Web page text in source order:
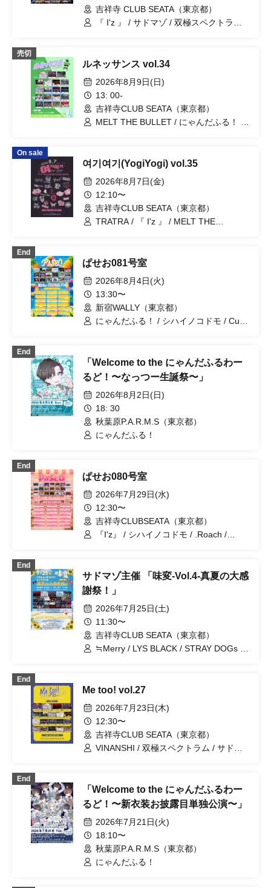
吉祥寺 CLUB SEATA（東京都）
『 I'z 』 / サドマゾ / 双極スペクトラム /
ROUND'z ~ / ΣVOL / テディアンドロイ
ド / OWL//ANTHEM / STRAY DOGs /
jump street / #アクタ / READY KITTY /
TRATRA
売切
ルネッサンス vol.34
2026年8月9日(日)
13: 00-
吉祥寺CLUB SEATA（東京都）
MELT THE BULLET / にゃんだふる！ /
ROUND'z ~ / キミノウィルス / #アクタ /
『 I'z 』 / シハイノコドモ / .Roach /
Heart❤︎Box / Lovely Trip / ΣVOL / ピー
ターパンシンドローム / マッシュアップ
/ READY KITTY
On sale
여기여기(YogiYogi) vol.35
2026年8月7日(金)
12:10〜
吉祥寺CLUB SEATA（東京都）
TRATRA / 『 I'z 』 / MELT THE
〜 KNIGHT of ROUND'z 〜 / 双極スペク
トラム / ΣVOL / シハイノコドモ / バト
ラブ！ / Lovely Trip / SKYXROS /
VINANSHI / GENTLE GUM / サドマゾ /
七罠 / Magi♡9 / .Roach
End
ぱせお081号室
2026年8月4日(火)
13:30〜
新宿WALLY（東京都）
にゃんだふる！ / シハイノコドモ / Cult
SNOW / MELOPHORiA / Super Labo+ /
Carat×Crow / I9L / 剣豪スレイヤー / 極
KITTY
End
「Welcome to the にゃんだふるわー
るど！〜なっつー生誕祭〜」
2026年8月2日(日)
18: 30
秋葉原P.A.R.M.S（東京都）
にゃんだふる！
End
ぱせお080号室
2026年7月29日(水)
12:30〜
吉祥寺CLUBSEATA（東京都）
『I'z』 / シハイノコドモ / .Roach /
MELT THE BULLET / にゃんだふる！ /
ユメカウツツカ / WAAARZ / イリーガル
レード / UNCOEUR / SKYXROS /
OWL//ANTHEM / FLΛME
End
サドマゾ主催 「味変-Vol.4-真夏の大感
謝祭！」
2026年7月25日(土)
11:30〜
吉祥寺CLUB SEATA（東京都）
≒Merry / LYS BLACK / STRAY DOGs /
/ FLΛME / ユメカウツツカ / Next:GEM! /
シハイノコドモ / #アクタ / First Fl∞r /
.Roach / バトラブ！ / DIARIS / キミノウ
ィルス / ΣVOL / にゃんだふる！ / MELT
THE BULLET / SAD originals. / 『I'z』 /
テディアンドロイド / サドマゾ
End
Me too! vol.27
2026年7月23日(木)
12:30〜
吉祥寺CLUB SEATA（東京都）
VINANSHI / 双極スペクトラム / サドマ
モ / レミニセンスパレード / 『 I'z 』 / #
アクタ / 晴れのち恋 / ~ KNIGHT of
ノウィルス / SS／AW
End
「Welcome to the にゃんだふるわー
るど！〜新衣装お披露目単独公演〜」
2026年7月21日(火)
18:10〜
秋葉原P.A.R.M.S（東京都）
にゃんだふる！